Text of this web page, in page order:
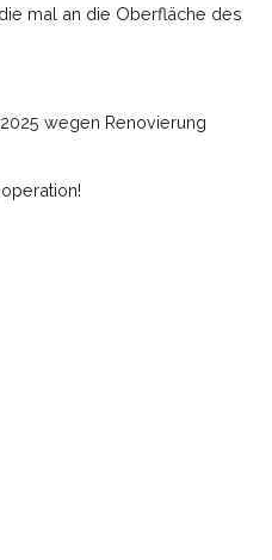
mal an die Oberfläche des
wegen Renovierung